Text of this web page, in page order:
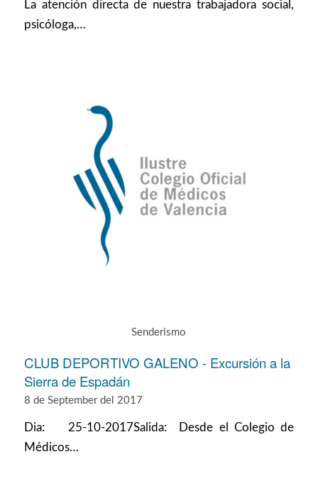
La atención directa de nuestra trabajadora social,
psicóloga,…
Senderismo
CLUB DEPORTIVO GALENO - Excursión a la
Sierra de Espadán
8 de September del 2017
Dia: 25-10-2017Salida: Desde el Colegio de
Médicos…